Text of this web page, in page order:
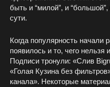
быть и “милой”, и
сути.
Когда популярность начали
появилось и то, чего
Подписи тронули: «Слив
«Голая Кузина без
канала». Некоторые